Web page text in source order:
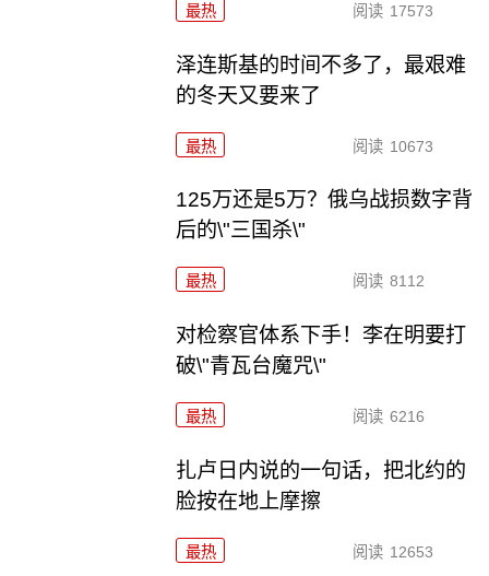
最热 阅读 17573
泽连斯基的时间不多了，最艰难
的冬天又要来了
最热 阅读 10673
125万还是5万？俄乌战损数字背
后的\"三国杀\"
最热 阅读 8112
对检察官体系下手！李在明要打
破\"青瓦台魔咒\"
最热 阅读 6216
扎卢日内说的一句话，把北约的
脸按在地上摩擦
最热 阅读 12653